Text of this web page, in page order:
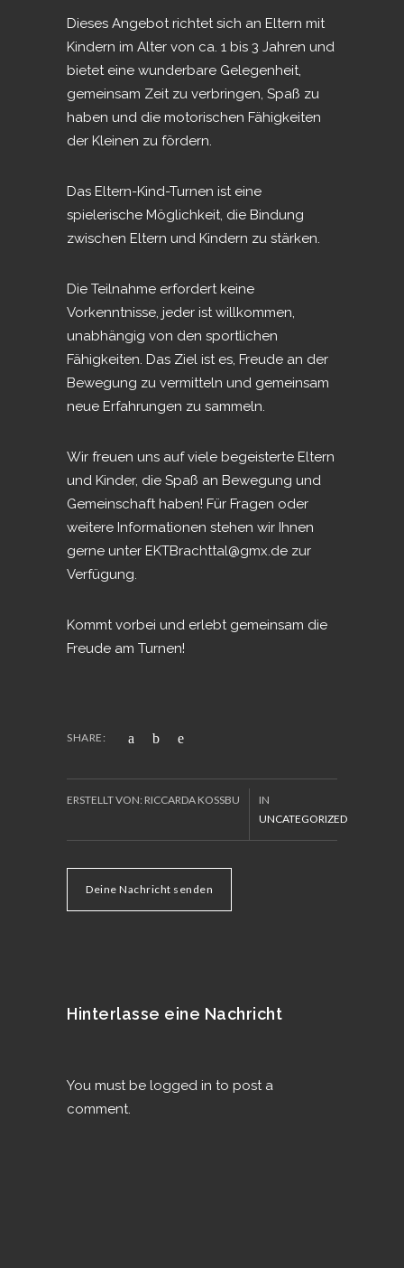
Dieses Angebot richtet sich an Eltern mit
Kindern im Alter von ca. 1 bis 3 Jahren und
bietet eine wunderbare Gelegenheit,
gemeinsam Zeit zu verbringen, Spaß zu
haben und die motorischen Fähigkeiten
der Kleinen zu fördern.
Das Eltern-Kind-Turnen ist eine
spielerische Möglichkeit, die Bindung
zwischen Eltern und Kindern zu stärken.
Die Teilnahme erfordert keine
Vorkenntnisse, jeder ist willkommen,
unabhängig von den sportlichen
Fähigkeiten. Das Ziel ist es, Freude an der
Bewegung zu vermitteln und gemeinsam
neue Erfahrungen zu sammeln.
Wir freuen uns auf viele begeisterte Eltern
und Kinder, die Spaß an Bewegung und
Gemeinschaft haben! Für Fragen oder
weitere Informationen stehen wir Ihnen
gerne unter EKTBrachttal@gmx.de zur
Verfügung.
Kommt vorbei und erlebt gemeinsam die
Freude am Turnen!
SHARE:
Deine Nachricht senden
ERSTELLT VON: RICCARDA KOSSBU
IN
UNCATEGORIZED
Hinterlasse eine Nachricht
You must be logged in to post a
comment.